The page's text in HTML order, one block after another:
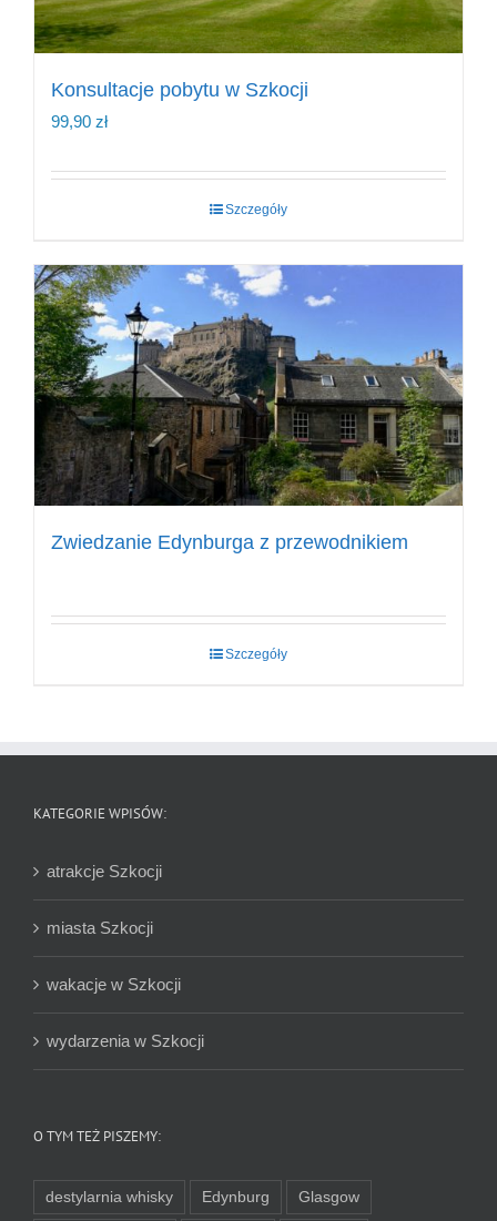
Konsultacje pobytu w Szkocji
99,90 zł
Szczegóły
Zwiedzanie Edynburga z przewodnikiem
Szczegóły
KATEGORIE WPISÓW:
atrakcje Szkocji
miasta Szkocji
wakacje w Szkocji
wydarzenia w Szkocji
O TYM TEŻ PISZEMY:
destylarnia whisky Edynburg Glasgow